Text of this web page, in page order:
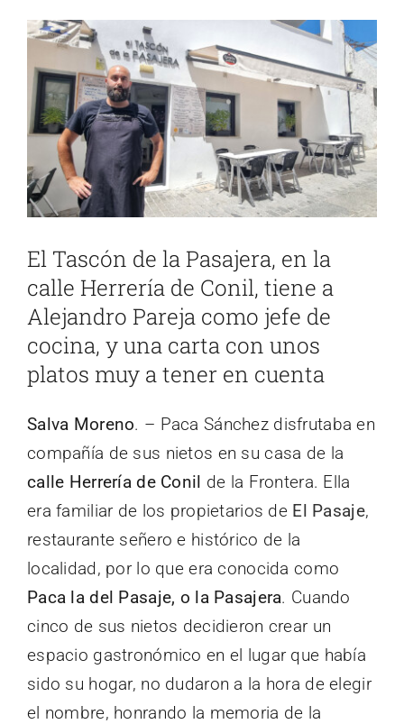
Ver
imagen
más
grande
El Tascón de la Pasajera, en la
calle Herrería de Conil, tiene a
Alejandro Pareja como jefe de
cocina, y una carta con unos
platos muy a tener en cuenta
Salva Moreno. – Paca Sánchez disfrutaba en
compañía de sus nietos en su casa de la
calle Herrería de Conil de la Frontera. Ella
era familiar de los propietarios de El Pasaje,
restaurante señero e histórico de la
localidad, por lo que era conocida como
Paca la del Pasaje, o la Pasajera. Cuando
cinco de sus nietos decidieron crear un
espacio gastronómico en el lugar que había
sido su hogar, no dudaron a la hora de elegir
el nombre, honrando la memoria de la